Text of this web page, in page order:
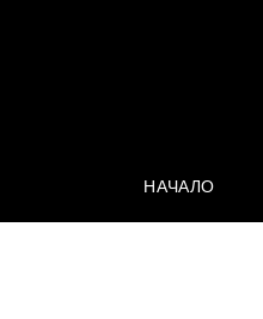
НАЧАЛО